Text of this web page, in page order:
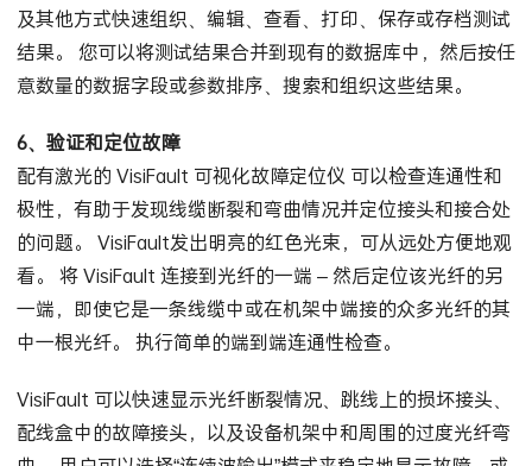
及其他方式快速组织、编辑、查看、打印、保存或存档测试
结果。 您可以将测试结果合并到现有的数据库中，然后按任
意数量的数据字段或参数排序、搜索和组织这些结果。
6、验证和定位故障
配有激光的 VisiFault 可视化故障定位仪 可以检查连通性和
极性，有助于发现线缆断裂和弯曲情况并定位接头和接合处
的问题。 VisiFault发出明亮的红色光束，可从远处方便地观
看。 将 VisiFault 连接到光纤的一端 – 然后定位该光纤的另
一端，即使它是一条线缆中或在机架中端接的众多光纤的其
中一根光纤。 执行简单的端到端连通性检查。
VisiFault 可以快速显示光纤断裂情况、跳线上的损坏接头、
配线盒中的故障接头，以及设备机架中和周围的过度光纤弯